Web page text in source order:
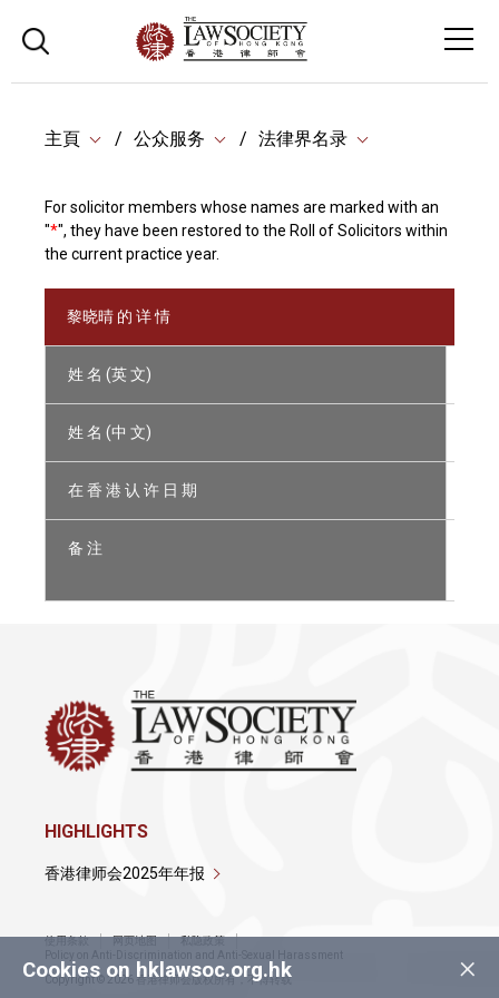
主頁 公众服务 法律界名录
For solicitor members whose names are marked with an
"*", they have been restored to the Roll of Solicitors within
the current practice year.
黎晓晴 的 详 情
姓 名 (英 文)
姓 名 (中 文)
在 香 港 认 许 日 期
备 注
×
Cookies on hklawsoc.org.hk
HIGHLIGHTS
香港律师会2025年年报
使用条款 网页地图
私隐政策
Policy on Anti-Discrimination and Anti-Sexual Harassment
Copyright © 2026 香港律师会版权所有，不得转载